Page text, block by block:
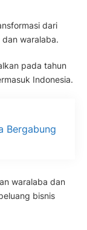
dari
waralaba.
pada tahun
Indonesia.
Bergabung
waralaba dan
bisnis